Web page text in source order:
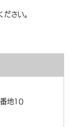
さい。
地10